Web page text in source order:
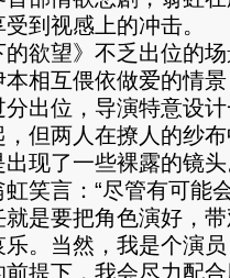
到视感上的冲击。
望》不乏出位的场
相互偎依做爱的情
分出位，导演特意设
但两人在撩人的纱
现了一些裸露的镜
言：“尽管有可能
就是要把角色演好，
。当然，我是个演
提下，我会尽力配